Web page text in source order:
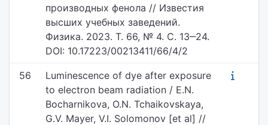
производных фенола // Известия
высших учебных заведений.
Физика. 2023. Т. 66, № 4. С. 13‒24.
DOI: 10.17223/00213411/66/4/2
56
Luminescence of dye after exposure
to electron beam radiation / E.N.
Bocharnikova, O.N. Tchaikovskaya,
G.V. Mayer, V.I. Solomonov [et al] //